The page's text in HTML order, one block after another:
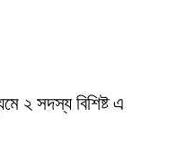
২ সদস্য বিশিষ্ট এ